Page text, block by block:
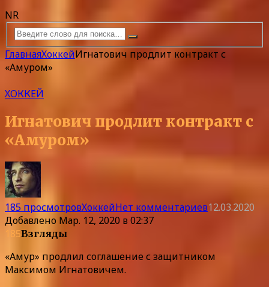
NR
ГлавнаяХоккейИгнатович продлит контракт с
«Амуром»
ХОККЕЙ
Игнатович продлит контракт с
«Амуром»
185 просмотровХоккейНет комментариев12.03.2020
Добавлено Мар. 12, 2020 в 02:37
185Взгляды
«Амур» продлил соглашение с защитником
Максимом Игнатовичем.